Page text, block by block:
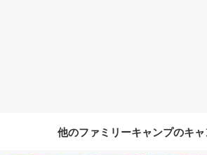
他のファミリーキャンプのキ